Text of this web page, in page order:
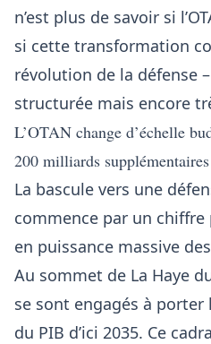
n’est plus de savoir si
si cette transformation
révolution de la défense
structurée mais encore
L’OTAN change d’échelle
200 milliards supplémentaires
La bascule vers une
commence par un
en puissance massive
Au sommet de La Haye
se sont engagés à porter
du PIB d’ici 2035. Ce